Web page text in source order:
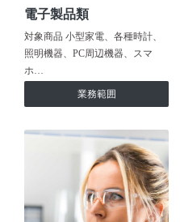
電子製品類
対象商品 小型家電、各種時計、
照明機器、PC周辺機器、スマ
ホ…
業務範囲